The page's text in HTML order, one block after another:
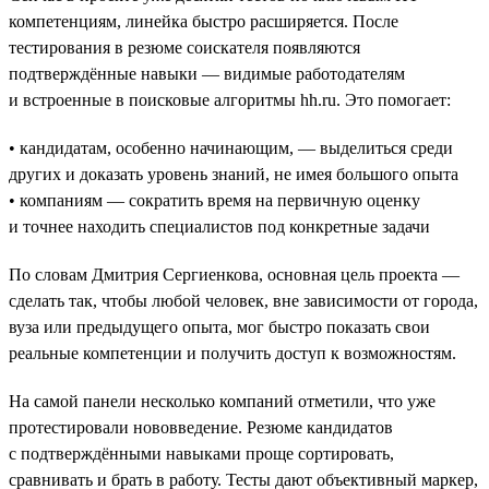
компетенциям, линейка быстро расширяется. После
тестирования в резюме соискателя появляются
подтверждённые навыки — видимые работодателям
и встроенные в поисковые алгоритмы hh.ru. Это помогает:
• кандидатам, особенно начинающим, — выделиться среди
других и доказать уровень знаний, не имея большого опыта
• компаниям — сократить время на первичную оценку
и точнее находить специалистов под конкретные задачи
По словам Дмитрия Сергиенкова, основная цель проекта —
сделать так, чтобы любой человек, вне зависимости от города,
вуза или предыдущего опыта, мог быстро показать свои
реальные компетенции и получить доступ к возможностям.
На самой панели несколько компаний отметили, что уже
протестировали нововведение. Резюме кандидатов
с подтверждёнными навыками проще сортировать,
сравнивать и брать в работу. Тесты дают объективный маркер,